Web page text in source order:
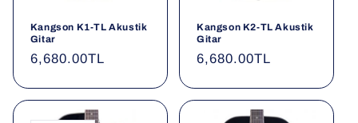
:
Kangson K1-TL Akustik
Gitar
Normal
6,680.00TL
Kangson K2-TL Akustik
Gitar
Normal
6,680.00TL